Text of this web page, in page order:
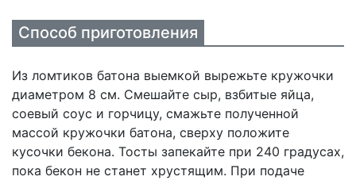
Способ приготовления
Из ломтиков батона выемкой вырежьте кружочки
диаметром 8 см. Смешайте сыр, взбитые яйца,
соевый соус и горчицу, смажьте полученной
массой кружочки батона, сверху положите
кусочки бекона. Тосты запекайте при 240 градусах,
пока бекон не станет хрустящим. При подаче